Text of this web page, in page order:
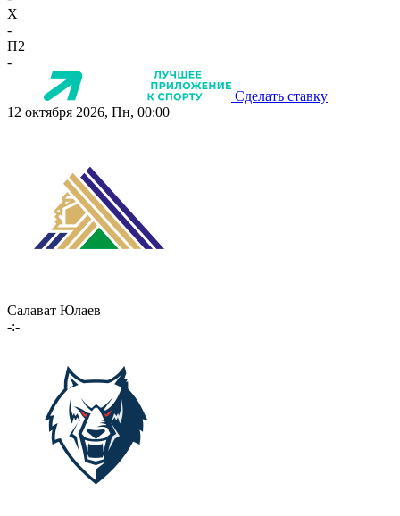
X
-
П2
-
Сделать ставку
12 октября 2026, Пн, 00:00
Салават Юлаев
-:-